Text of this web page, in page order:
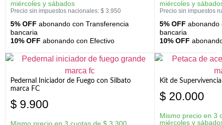
miércoles y sábados
Precio sin impuestos nacionales: $ 3.950
5% OFF abonando con Transferencia
bancaria
10% OFF abonando con Efectivo
miércoles y
Precio sin impuestos
5% OFF abonando
bancaria
10% OFF
Pedernal Iniciador de Fuego con Silbato
marca FC
$ 9.900
Kit de
$ 20.000
Mismo precio en 3
miércoles y